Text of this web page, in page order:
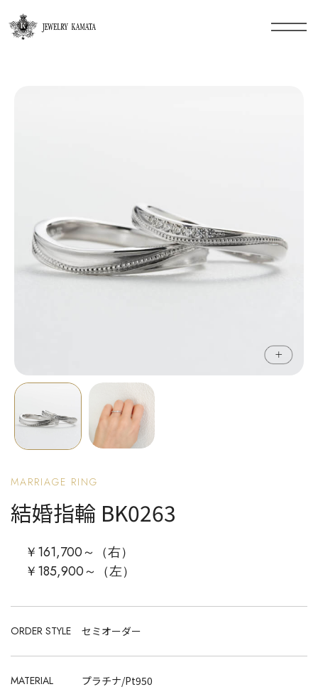
MARRIAGE RING
結婚指輪 BK0263
￥161,700～（右）
￥185,900～（左）
ORDER STYLE セミオーダー
MATERIAL プラチナ/Pt950